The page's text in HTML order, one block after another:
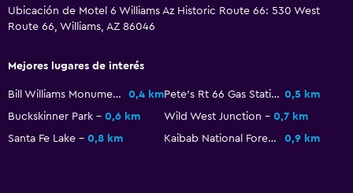
Ubicación de Motel 6 Williams Az Historic Route 66: 530 West
Route 66, Williams, AZ 86046
Mejores lugares de interés
Bill Williams Monument Park 0,4 km Pete's Rt 66 Gas Station Museum 0,5 km
Buckskinner Park
0,6 km Wild West Junction
0,7 km
Santa Fe Lake
0,8 km Kaibab National Forest 0,9 km